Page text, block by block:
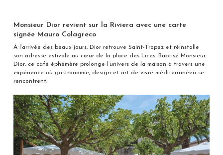
Monsieur Dior revient sur la Riviera avec une carte
signée Mauro Colagreco
À l’arrivée des beaux jours, Dior retrouve Saint-Tropez et réinstalle
son adresse estivale au cœur de la place des Lices. Baptisé Monsieur
Dior, ce café éphémère prolonge l’univers de la maison à travers une
expérience où gastronomie, design et art de vivre méditerranéen se
rencontrent.